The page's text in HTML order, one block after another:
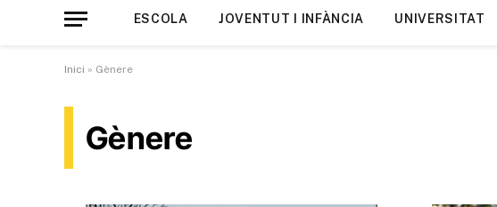
ESCOLA JOVENTUT I INFÀNCIA UNIVERSITAT
Inici » Gènere
Gènere